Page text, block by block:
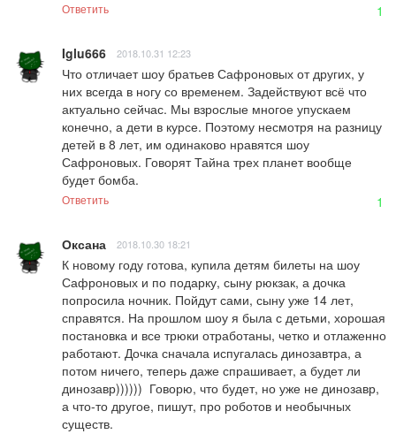
Ответить 1
Iglu666 2018.10.31 12:23
Что отличает шоу братьев Сафроновых от других, у
них всегда в ногу со временем. Задействуют всё что
актуально сейчас. Мы взрослые многое упускаем
конечно, а дети в курсе. Поэтому несмотря на разницу
детей в 8 лет, им одинаково нравятся шоу
Сафроновых. Говорят Тайна трех планет вообще
будет бомба.
Ответить 1
Оксана 2018.10.30 18:21
К новому году готова, купила детям билеты на шоу
Сафроновых и по подарку, сыну рюкзак, а дочка
попросила ночник. Пойдут сами, сыну уже 14 лет,
справятся. На прошлом шоу я была с детьми, хорошая
постановка и все трюки отработаны, четко и отлаженно
работают. Дочка сначала испугалась динозавтра, а
потом ничего, теперь даже спрашивает, а будет ли
динозавр))))))  Говорю, что будет, но уже не динозавр,
а что-то другое, пишут, про роботов и необычных
существ.